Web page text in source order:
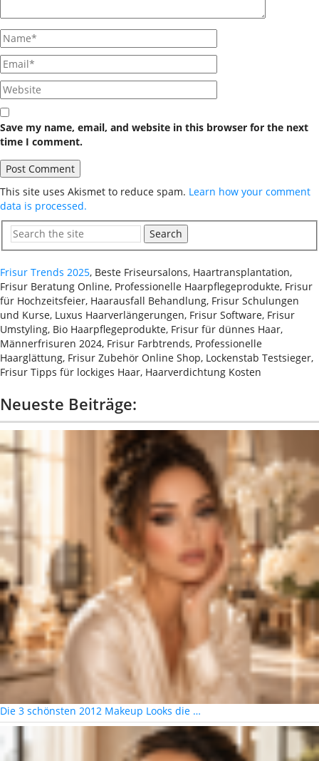
Save my name, email, and website in this browser for the next
time I comment.
This site uses Akismet to reduce spam. Learn how your comment
data is processed.
Search
Frisur Trends 2025, Beste Friseursalons, Haartransplantation,
Frisur Beratung Online, Professionelle Haarpflegeprodukte, Frisur
für Hochzeitsfeier, Haarausfall Behandlung, Frisur Schulungen
und Kurse, Luxus Haarverlängerungen, Frisur Software, Frisur
Umstyling, Bio Haarpflegeprodukte, Frisur für dünnes Haar,
Männerfrisuren 2024, Frisur Farbtrends, Professionelle
Haarglättung, Frisur Zubehör Online Shop, Lockenstab Testsieger,
Frisur Tipps für lockiges Haar, Haarverdichtung Kosten
Neueste Beiträge:
Die 3 schönsten 2012 Makeup Looks die …